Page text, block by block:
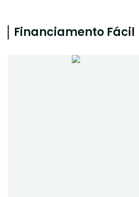
Financiamento Fácil